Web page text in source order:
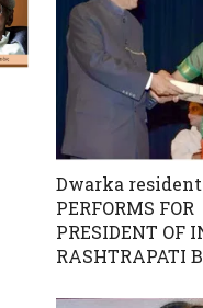
Dwarka
PERFORMS FOR
PRESIDENT OF
RASHTRAPATI